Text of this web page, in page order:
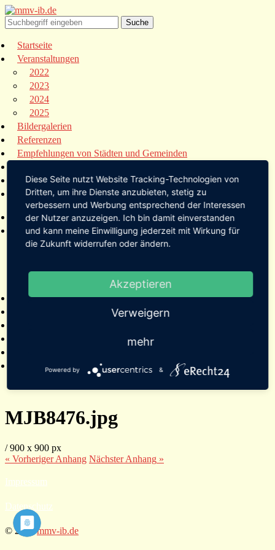
Startseite
Veranstaltungen
2022
2023
2024
2025
Bildergalerien
Referenzen
Empfehlungen von Städten und Gemeinden
Links
Kontakt
Startseite
Veranstaltungen
2022
2024
Bildergalerien
Kontakt
MJB8476.jpg
/900 x 900 px
« VorherigerAnhang NächsterAnhang »
Impressum
Datenschutz
© 2026mmv-ib.de
Diese Seite nutzt Website Tracking-Technologien von
Dritten, um ihre Dienste anzubieten, stetig zu
verbessern und Werbung entsprechend der Interessen
der Nutzer anzuzeigen. Ich bin damit einverstanden
und kann meine Einwilligung jederzeit mit Wirkung für
die Zukunft widerrufen oder ändern.
Akzeptieren
Verweigern
mehr
Powered by &